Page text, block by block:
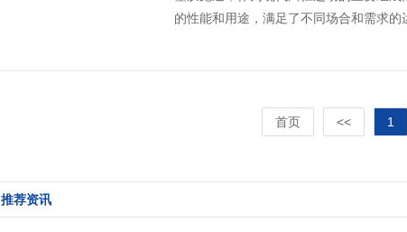
的性能和用途，满足了不同场合和需求的
首页 << 1
推荐资讯